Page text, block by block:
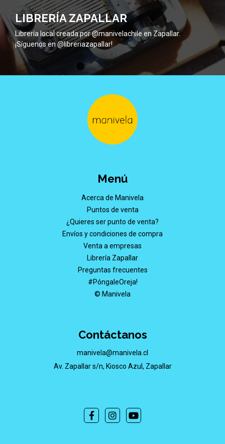
LIBRERÍA ZAPALLAR
Librería local creada por @manivelachile en Zapallar.
¡Síguenos en @libreriazapallar!
Menú
Acerca de Manivela
Puntos de venta
¿Quieres ser punto de venta?
Envíos y condiciones de compra
Venta a empresas
Librería Zapallar
Preguntas frecuentes
#PóngaleOreja!
© Manivela
Contáctanos
manivela@manivela.cl
Av. Zapallar s/n, Kiosco Azul, Zapallar